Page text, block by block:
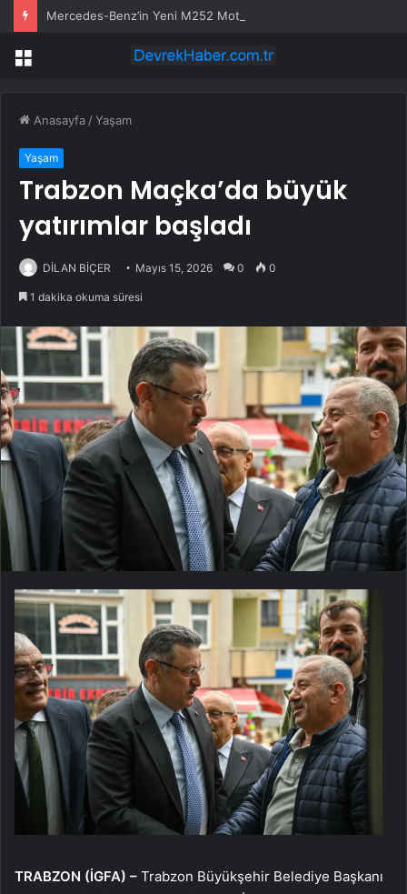
Menü
Anasayfa /Yaşam
Yaşam
Trabzon Maçka’da büyük
yatırımlar başladı
DİLAN BİÇER Mayıs 15, 2026 0 0
1 dakika okuma süresi
TRABZON (İGFA) – Trabzon Büyükşehir Belediye Başkanı